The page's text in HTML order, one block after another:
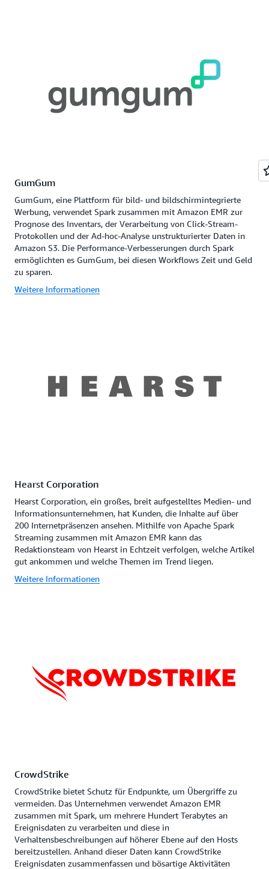
GumGum
GumGum, eine Plattform für bild- und bildschirmintegrierte
Werbung, verwendet Spark zusammen mit Amazon EMR zur
Prognose des Inventars, der Verarbeitung von Click-Stream-
Protokollen und der Ad-hoc-Analyse unstrukturierter Daten in
Amazon S3. Die Performance-Verbesserungen durch Spark
ermöglichten es GumGum, bei diesen Workflows Zeit und Geld
zu sparen.
Weitere Informationen
Hearst Corporation
Hearst Corporation, ein großes, breit aufgestelltes Medien- und
Informationsunternehmen, hat Kunden, die Inhalte auf über
200 Internetpräsenzen ansehen. Mithilfe von Apache Spark
Streaming zusammen mit Amazon EMR kann das
Redaktionsteam von Hearst in Echtzeit verfolgen, welche Artikel
gut ankommen und welche Themen im Trend liegen.
Weitere Informationen
CrowdStrike
CrowdStrike bietet Schutz für Endpunkte, um Übergriffe zu
vermeiden. Das Unternehmen verwendet Amazon EMR
zusammen mit Spark, um mehrere Hundert Terabytes an
Ereignisdaten zu verarbeiten und diese in
Verhaltensbeschreibungen auf höherer Ebene auf den Hosts
bereitzustellen. Anhand dieser Daten kann CrowdStrike
Ereignisdaten zusammenfassen und bösartige Aktivitäten